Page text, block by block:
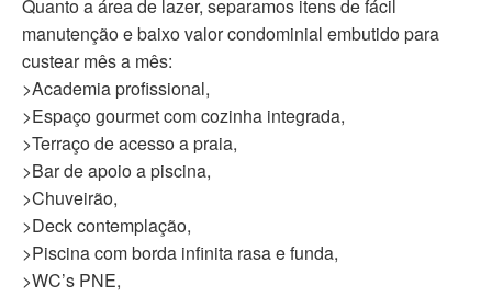
Quanto a área de lazer, separamos itens de fácil
manutenção e baixo valor condominial embutido para
custear mês a mês:
>Academia profissional,
>Espaço gourmet com cozinha integrada,
>Terraço de acesso a praia,
>Bar de apoio a piscina,
>Chuveirão,
>Deck contemplação,
>Piscina com borda infinita rasa e funda,
>WC’s PNE,